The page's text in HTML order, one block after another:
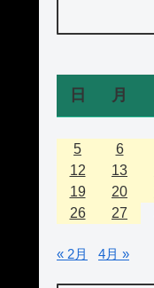
日 月
5
6
12
13
19
20
26
27
« 2月 4月 »